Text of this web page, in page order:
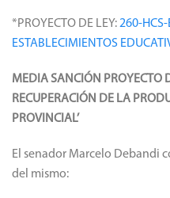
para la mejora de sus
ESTABLECIMIENTOS
MEDIA SANCIÓN PROYECTO
PROVINCIAL’